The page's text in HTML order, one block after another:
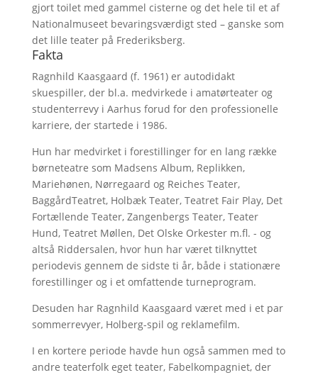
gjort toilet med gammel cisterne og det hele til et af
Nationalmuseet bevaringsværdigt sted – ganske som
det lille teater på Frederiksberg.
Fakta
Ragnhild Kaasgaard (f. 1961) er autodidakt
skuespiller, der bl.a. medvirkede i amatørteater og
studenterrevy i Aarhus forud for den professionelle
karriere, der startede i 1986.
Hun har medvirket i forestillinger for en lang række
børneteatre som Madsens Album, Replikken,
Mariehønen, Nørregaard og Reiches Teater,
BaggårdTeatret, Holbæk Teater, Teatret Fair Play, Det
Fortællende Teater, Zangenbergs Teater, Teater
Hund, Teatret Møllen, Det Olske Orkester m.fl. - og
altså Riddersalen, hvor hun har været tilknyttet
periodevis gennem de sidste ti år, både i stationære
forestillinger og i et omfattende turneprogram.
Desuden har Ragnhild Kaasgaard været med i et par
sommerrevyer, Holberg-spil og reklamefilm.
I en kortere periode havde hun også sammen med to
andre teaterfolk eget teater, Fabelkompagniet, der